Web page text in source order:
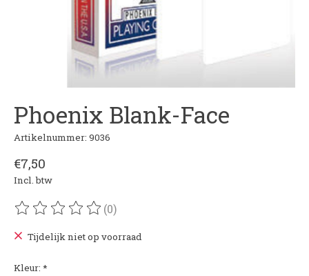
Phoenix Blank-Face
Artikelnummer: 9036
€7,50
Incl. btw
De beoordeling van dit product is
(0)
Tijdelijk niet op voorraad
Kleur: *